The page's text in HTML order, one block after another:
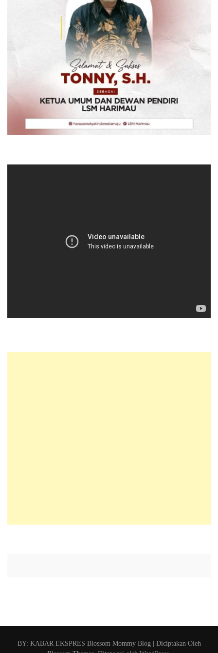
BY: KABAR EKSPRES Blossom Mommy Blog | Diciptakan Oleh